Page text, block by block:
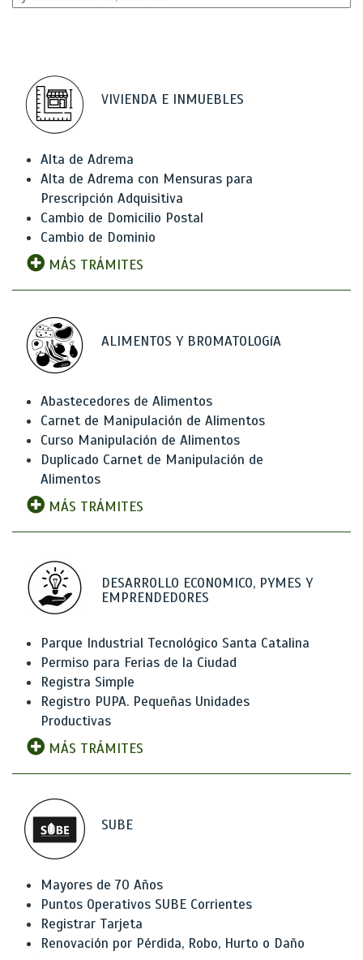
VIVIENDA E INMUEBLES
Alta de Adrema
Alta de Adrema con Mensuras para
Prescripción Adquisitiva
Cambio de Domicilio Postal
Cambio de Dominio
MÁS TRÁMITES
ALIMENTOS Y BROMATOLOGíA
Abastecedores de Alimentos
Carnet de Manipulación de Alimentos
Curso Manipulación de Alimentos
Duplicado Carnet de Manipulación de
Alimentos
MÁS TRÁMITES
DESARROLLO ECONOMICO, PYMES Y
EMPRENDEDORES
Parque Industrial Tecnológico Santa Catalina
Permiso para Ferias de la Ciudad
Registra Simple
Registro PUPA. Pequeñas Unidades
Productivas
MÁS TRÁMITES
SUBE
Mayores de 70 Años
Puntos Operativos SUBE Corrientes
Registrar Tarjeta
Renovación por Pérdida, Robo, Hurto o Daño